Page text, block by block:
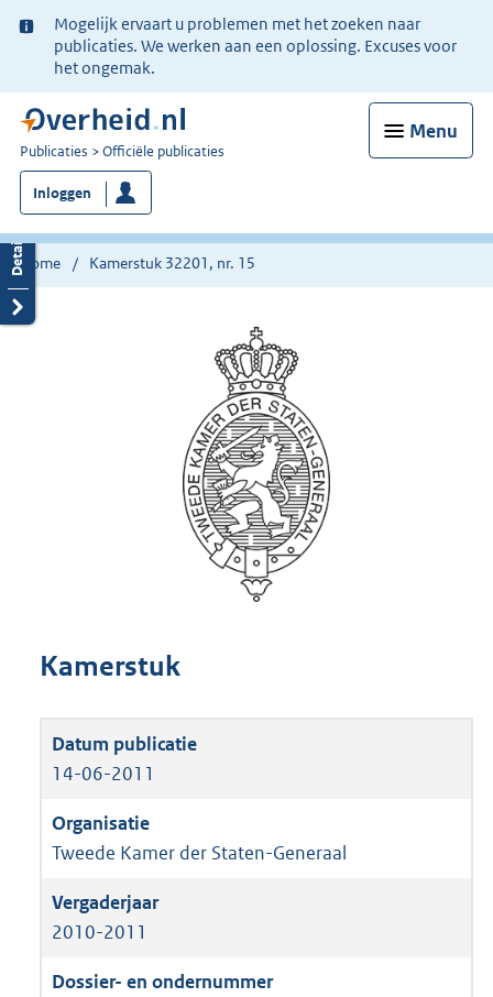
Ter
informatie:
Mogelijk ervaart u problemen met het zoeken naar
publicaties. We werken aan een oplossing. Excuses voor
het ongemak.
Menu
U
bent
nu
hier:
Publicaties Officiële publicaties
Inloggen
Home Kamerstuk 32201, nr. 15
Kamerstuk
14-06-2011
Tweede Kamer der Staten-Generaal
2010-2011